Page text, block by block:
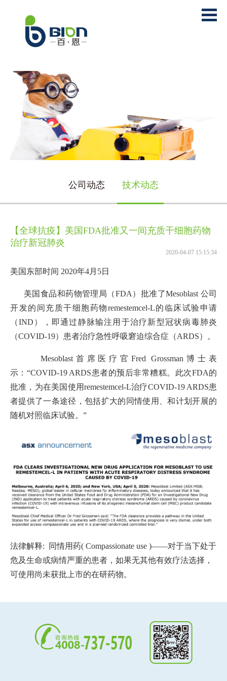
公司动态 技术动态
【全球抗疫】美国FDA批准又一间充质干细胞药物
治疗新冠肺炎
2020-04-07 15:15:34
美国东部时间 2020年4月5日
美国食品和药物管理局（FDA）批准了Mesoblast 公司
开发的间充质干细胞药物remestemcel-L的临床试验申请
（IND），即通过静脉输注用于治疗新型冠状病毒肺炎
（COVID-19）患者治疗急性呼吸窘迫综合症（ARDS）。
Mesoblast首席医疗官Fred Grossman博士表
示：“COVID-19 ARDS患者的预后非常糟糕。此次FDA的
批准，为在美国使用remestemcel-L治疗COVID-19 ARDS患
者提供了一条途径，包括扩大的同情使用、和计划开展的
随机对照临床试验。”
法律解释: 同情用药( Compassionate use )——对于当下处于
危及生命或病情严重的患者，如果无其他有效疗法选择，
可使用尚未获批上市的在研药物。